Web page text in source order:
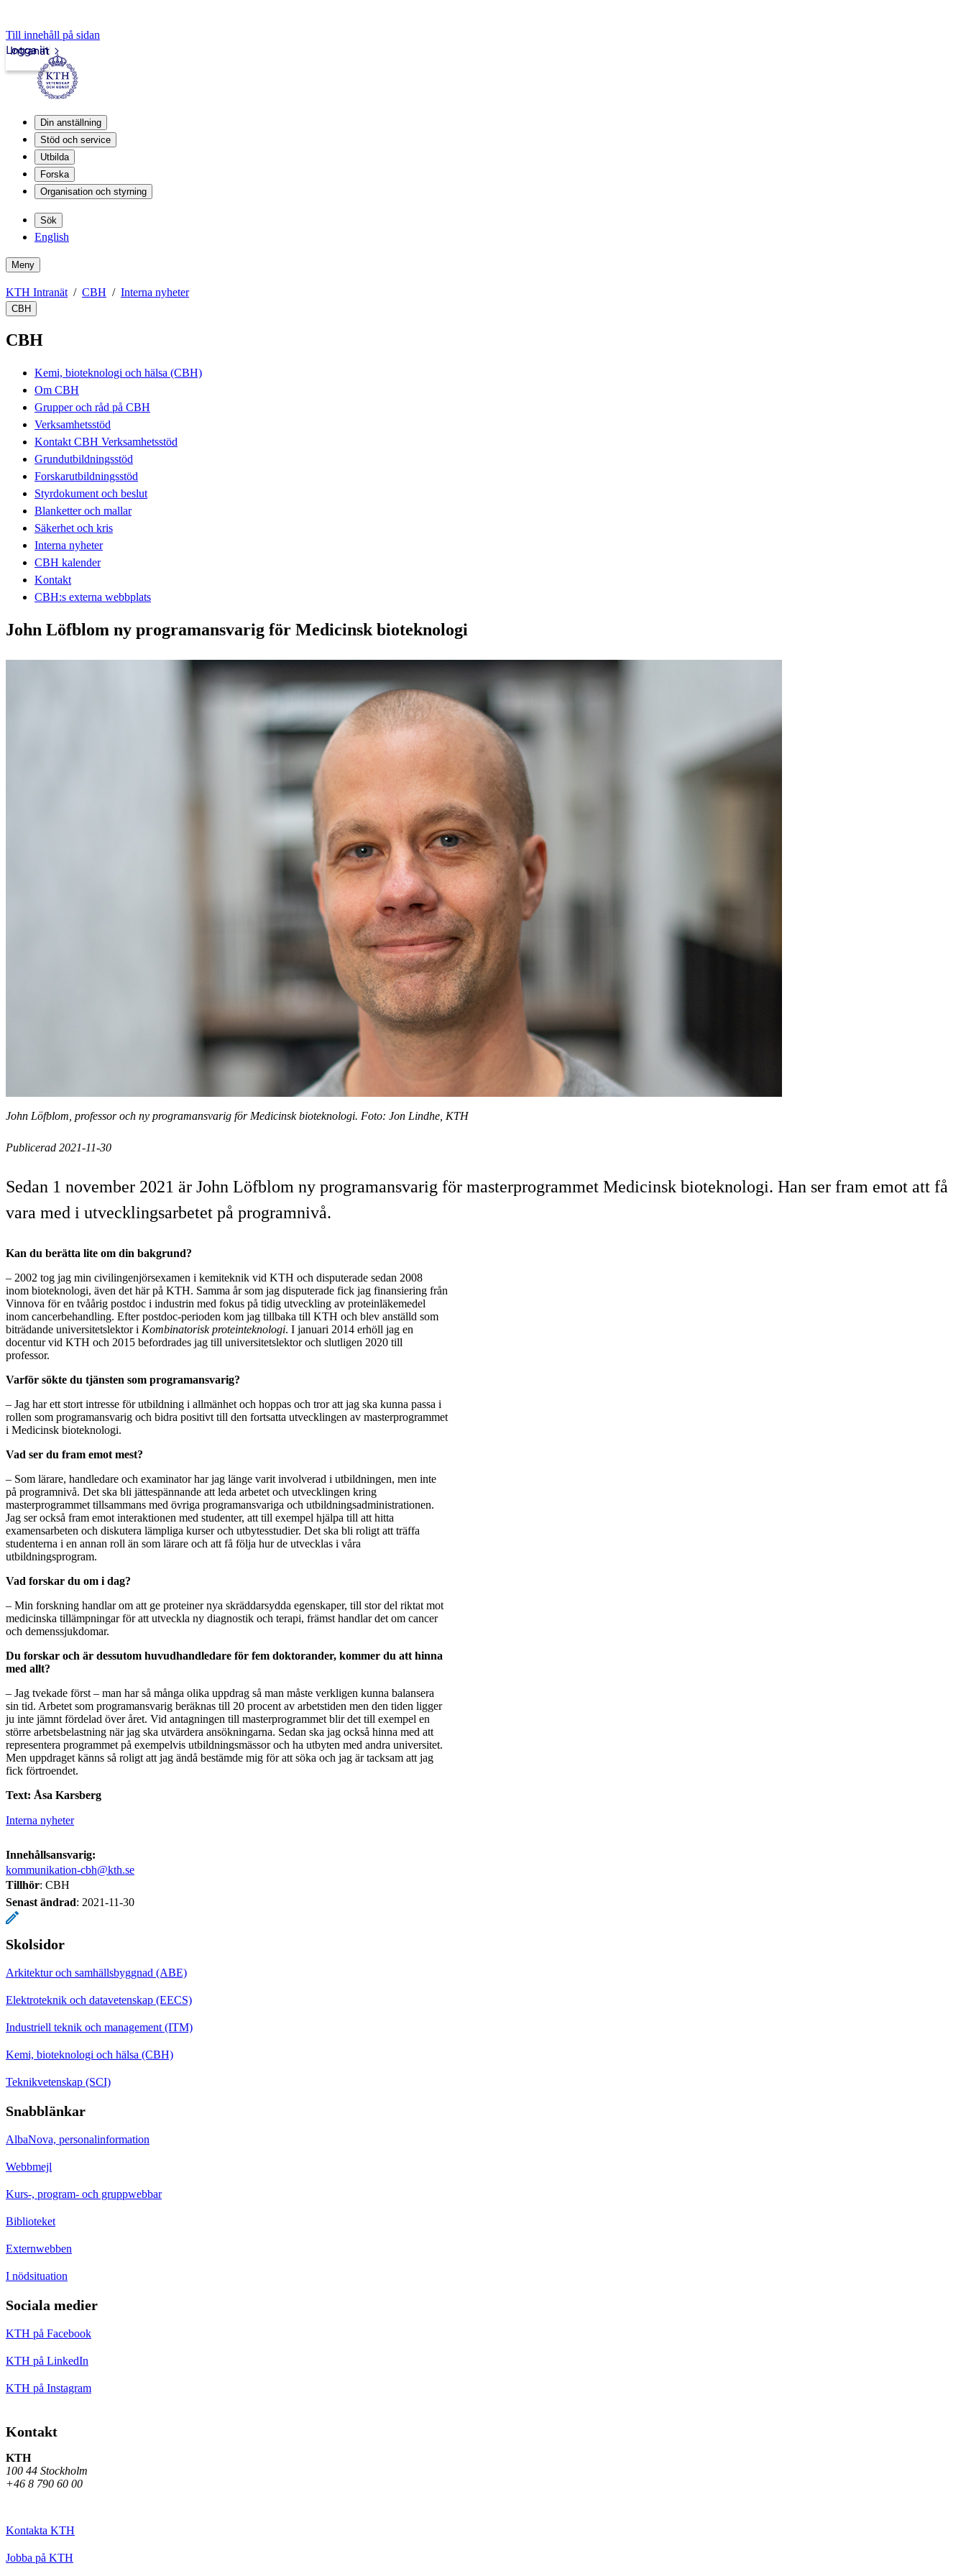
Till innehåll på sidan
Intranät
Logga in
Din anställning
Stöd och service
Utbilda
Forska
Organisation och styrning
Sök
English
Meny
KTH Intranät CBH Interna nyheter
CBH
CBH
Kemi, bioteknologi och hälsa (CBH)
Om CBH
Grupper och råd på CBH
Verksamhetsstöd
Kontakt CBH Verksamhetsstöd
Grundutbildningsstöd
Forskarutbildningsstöd
Styrdokument och beslut
Blanketter och mallar
Säkerhet och kris
Interna nyheter
CBH kalender
Kontakt
CBH:s externa webbplats
John Löfblom ny programansvarig för Medicinsk bioteknologi
John Löfblom, professor och ny programansvarig för Medicinsk bioteknologi. Foto: Jon Lindhe, KTH
Publicerad 2021-11-30
Sedan 1 november 2021 är John Löfblom ny programansvarig för masterprogrammet Medicinsk bioteknologi. Han ser fram emot att få
vara med i utvecklingsarbetet på programnivå.
Kan du berätta lite om din bakgrund?
– 2002 tog jag min civilingenjörsexamen i kemiteknik vid KTH och disputerade sedan 2008
inom bioteknologi, även det här på KTH. Samma år som jag disputerade fick jag finansiering från
Vinnova för en tvåårig postdoc i industrin med fokus på tidig utveckling av proteinläkemedel
inom cancerbehandling. Efter postdoc-perioden kom jag tillbaka till KTH och blev anställd som
biträdande universitetslektor i Kombinatorisk proteinteknologi. I januari 2014 erhöll jag en
docentur vid KTH och 2015 befordrades jag till universitetslektor och slutligen 2020 till
professor.
Varför sökte du tjänsten som programansvarig?
– Jag har ett stort intresse för utbildning i allmänhet och hoppas och tror att jag ska kunna passa i
rollen som programansvarig och bidra positivt till den fortsatta utvecklingen av masterprogrammet
i Medicinsk bioteknologi.
Vad ser du fram emot mest?
– Som lärare, handledare och examinator har jag länge varit involverad i utbildningen, men inte
på programnivå. Det ska bli jättespännande att leda arbetet och utvecklingen kring
masterprogrammet tillsammans med övriga programansvariga och utbildningsadministrationen.
Jag ser också fram emot interaktionen med studenter, att till exempel hjälpa till att hitta
examensarbeten och diskutera lämpliga kurser och utbytesstudier. Det ska bli roligt att träffa
studenterna i en annan roll än som lärare och att få följa hur de utvecklas i våra
utbildningsprogram.
Vad forskar du om i dag?
– Min forskning handlar om att ge proteiner nya skräddarsydda egenskaper, till stor del riktat mot
medicinska tillämpningar för att utveckla ny diagnostik och terapi, främst handlar det om cancer
och demenssjukdomar.
Du forskar och är dessutom huvudhandledare för fem doktorander, kommer du att hinna
med allt?
– Jag tvekade först – man har så många olika uppdrag så man måste verkligen kunna balansera
sin tid. Arbetet som programansvarig beräknas till 20 procent av arbetstiden men den tiden ligger
ju inte jämnt fördelad över året. Vid antagningen till masterprogrammet blir det till exempel en
större arbetsbelastning när jag ska utvärdera ansökningarna. Sedan ska jag också hinna med att
representera programmet på exempelvis utbildningsmässor och ha utbyten med andra universitet.
Men uppdraget känns så roligt att jag ändå bestämde mig för att söka och jag är tacksam att jag
fick förtroendet.
Text: Åsa Karsberg
Interna nyheter
Innehållsansvarig:
kommunikation-cbh@kth.se
Tillhör: CBH
Senast ändrad: 2021-11-30
Skolsidor
Arkitektur och samhällsbyggnad (ABE)
Elektroteknik och datavetenskap (EECS)
Industriell teknik och management (ITM)
Kemi, bioteknologi och hälsa (CBH)
Teknikvetenskap (SCI)
Snabblänkar
AlbaNova, personalinformation
Webbmejl
Kurs-, program- och gruppwebbar
Biblioteket
Externwebben
I nödsituation
Sociala medier
KTH på Facebook
KTH på LinkedIn
KTH på Instagram
Kontakt
KTH
100 44 Stockholm
+46 8 790 60 00
Kontakta KTH
Jobba på KTH